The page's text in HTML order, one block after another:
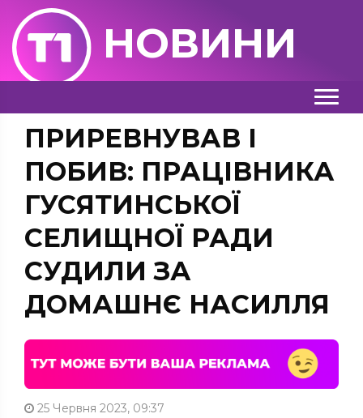
НОВИНИ
ПРИРЕВНУВАВ І
ПОБИВ: ПРАЦІВНИКА
ГУСЯТИНСЬКОЇ
СЕЛИЩНОЇ РАДИ
СУДИЛИ ЗА
ДОМАШНЄ НАСИЛЛЯ
25 Червня 2023, 09:37